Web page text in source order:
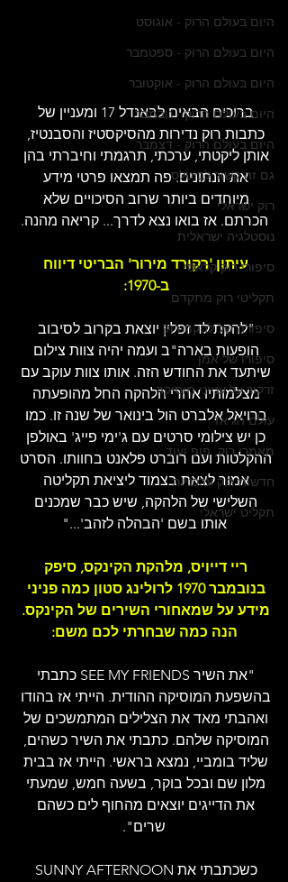
היום בעולם הרוק - אוגוסט
היום בעולם הרוק - ספטמבר
היום בעולם הרוק - אוקטובר
היום בעולם הרוק - נובמבר
היום בעולם הרוק - דצמבר
גם זה קשור לביטלס
רוק ישראלי
נוסטלגיה ישראלית
סיפורי רוק קלאסי
תקליטי רוק מתקדם
סיפורה של להקת רוק
סיפורו של אמן
זרקור על ענייני מוסיקה
עולם הג'אז
מאמרי רוק, פופ ועוד
חדשות רוק עדכניות
תקליט ישראלי
ברוכים הבאים לבאנדל 17 ומעניין של
כתבות רוק נדירות מהסיקסטיז והסבנטיז,
אותן ליקטתי, ערכתי, תרגמתי וחיברתי בהן
את הנתונים. פה תמצאו פרטי מידע
מיוחדים ביותר שרוב הסיכויים שלא
הכרתם. אז בואו נצא לדרך... קריאה מהנה.
עיתון 'רקורד מירור' הבריטי דיווח
ב-1970:
"להקת לד זפלין יוצאת בקרוב לסיבוב
הופעות בארה"ב ועמה יהיה צוות צילום
שיתעד את החודש הזה. אותו צוות עוקב עם
מצלמותיו אחרי הלהקה החל מהופעתה
ברויאל אלברט הול בינואר של שנה זו. כמו
כן יש צילומי סרטים עם ג'ימי פייג' באולפן
ההקלטות ועם רוברט פלאנט בחוותו. הסרט
אמור לצאת בצמוד ליציאת תקליטה
השלישי של הלהקה, שיש כבר שמכנים
אותו בשם 'הבהלה לזהב'..."
ריי דייויס, מלהקת הקינקס, סיפק
בנובמבר 1970 לרולינג סטון כמה פניני
מידע על שמאחורי השירים של הקינקס.
הנה כמה שבחרתי לכם משם:
"את השיר SEE MY FRIENDS כתבתי
בהשפעת המוסיקה ההודית. הייתי אז בהודו
ואהבתי מאד את הצלילים המתמשכים של
המוסיקה שלהם. כתבתי את השיר כשהים,
שליד בומביי, נמצא בראשי. הייתי אז בבית
מלון שם ובכל בוקר, בשעה חמש, שמעתי
את הדייגים יוצאים מהחוף לים כשהם
שרים".